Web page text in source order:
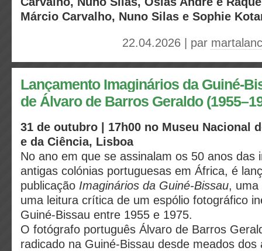
Márcio Carvalho, Nuno Silas e Sophie
22.04.2026 | par
Lançamento Imaginários da Guiné-
de Álvaro de Barros Geraldo
31 de outubro | 17h00 no Museu Nacional
e da Ciência, Lisboa
No ano em que se assinalam os 50 anos das
antigas colónias portuguesas em África, é
publicação Imaginários da Guiné-Bissau, uma
uma leitura crítica de um espólio fotográfico
Guiné-Bissau entre 1955 e 1975.
O fotógrafo português Álvaro de Barros
radicado na Guiné-Bissau desde meados dos